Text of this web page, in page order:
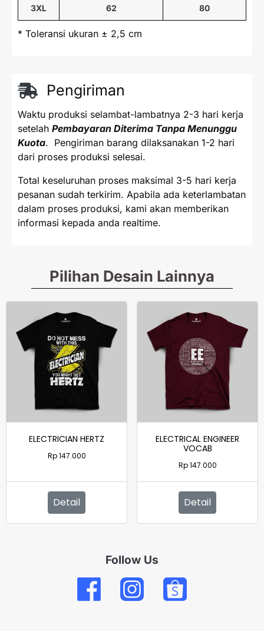
3XL 62 80
* Toleransi ukuran ± 2,5 cm
Pengiriman
Waktu produksi selambat-lambatnya 2-3 hari kerja
setelah Pembayaran Diterima Tanpa Menunggu
Kuota. Pengiriman barang dilaksanakan 1-2 hari
dari proses produksi selesai.
Total keseluruhan proses maksimal 3-5 hari kerja
pesanan sudah terkirim. Apabila ada keterlambatan
dalam proses produksi, kami akan memberikan
informasi kepada anda realtime.
Pilihan Desain Lainnya
ELECTRICIAN HERTZ
Rp147.000
Detail
ELECTRICAL ENGINEER
VOCAB
Rp147.000
Detail
Follow Us